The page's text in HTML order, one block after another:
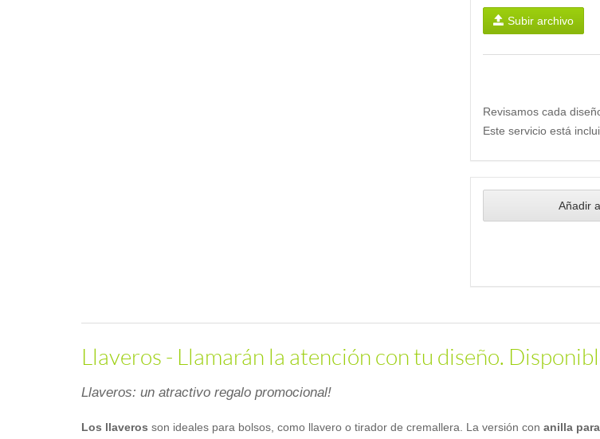
Subir archivo
Revisamos cada
Este servicio está
Añadir
Llaveros - Llamarán la atención con tu diseño.
Llaveros: un atractivo regalo promocional!
Los llaveros son ideales para bolsos, como llavero o tirador de cremallera. La versión con anilla